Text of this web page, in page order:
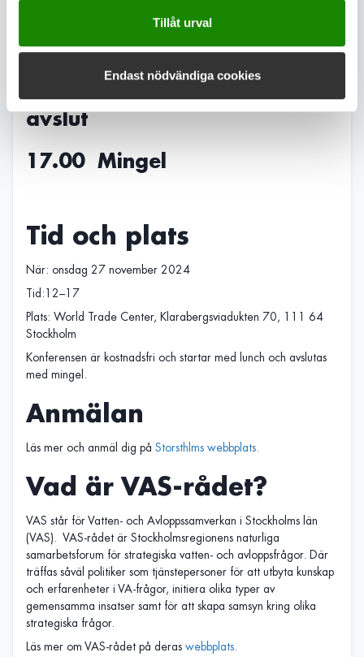
Tillåt urval
Endast nödvändiga cookies
avloppsdirektiv
Klara Westling, expert miljö- och avloppsfrågor Svenskt vatten
avslut
17.00 Mingel
Tid och plats
När: onsdag 27 november 2024
Tid:12–17
Plats: World Trade Center, Klarabergsviadukten 70, 111 64
Stockholm
Konferensen är kostnadsfri och startar med lunch och avslutas
med mingel.
Anmälan
Läs mer och anmäl dig på Storsthlms webbplats.
Vad är VAS-rådet?
VAS står för Vatten- och Avloppssamverkan i Stockholms län
(VAS). VAS-rådet är Stockholmsregionens naturliga
samarbetsforum för strategiska vatten- och avloppsfrågor. Där
träffas såväl politiker som tjänstepersoner för att utbyta kunskap
och erfarenheter i VA-frågor, initiera olika typer av
gemensamma insatser samt för att skapa samsyn kring olika
strategiska frågor.
Läs mer om VAS-rådet på deras webbplats.